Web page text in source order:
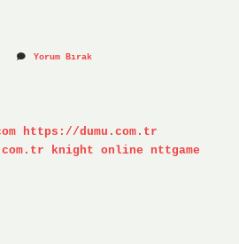
Yorum Bırak
https://dumu.com.tr
knight online
nttgame